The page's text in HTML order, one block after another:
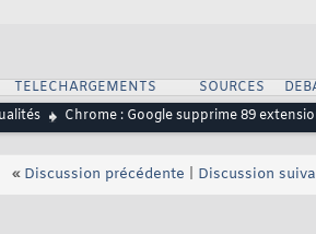
TELECHARGEMENTS SOURCES
Chrome : Google supprime 89
« Discussion précédente Discussion